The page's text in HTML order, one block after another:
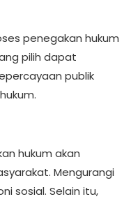
penegakan hukum
pilih dapat
publik
hukum akan
Mengurangi
sosial. Selain itu,